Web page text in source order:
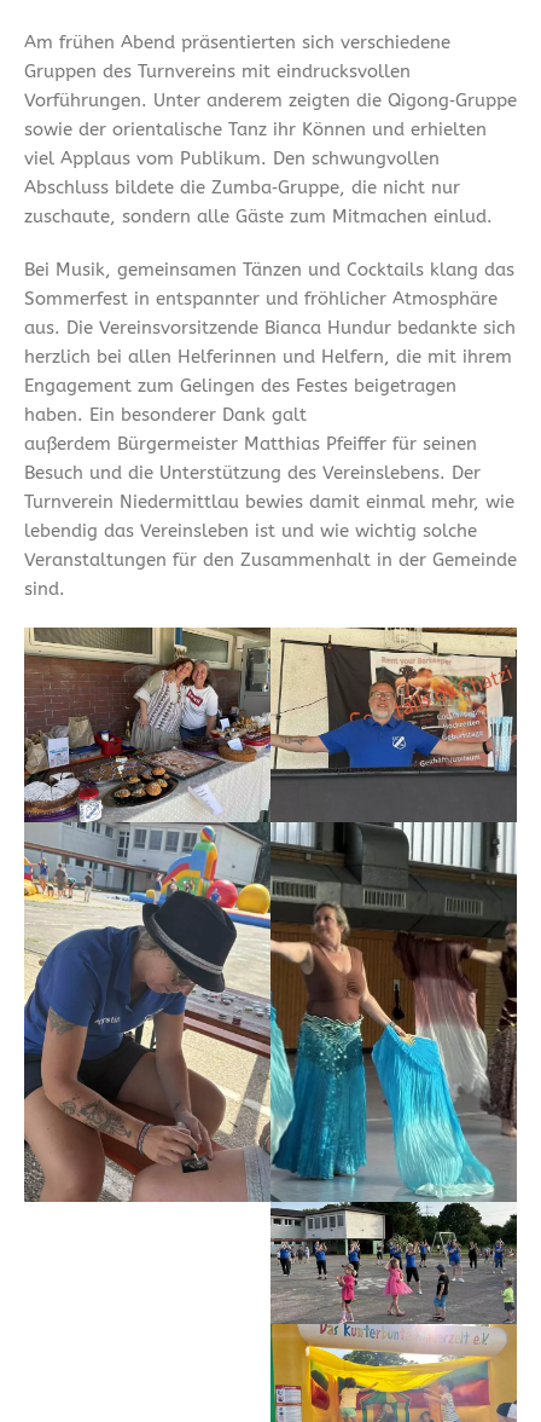
Am frühen Abend präsentierten sich verschiedene
Gruppen des Turnvereins mit eindrucksvollen
Vorführungen. Unter anderem zeigten die Qigong‑Gruppe
sowie der orientalische Tanz ihr Können und erhielten
viel Applaus vom Publikum. Den schwungvollen
Abschluss bildete die Zumba‑Gruppe, die nicht nur
zuschaute, sondern alle Gäste zum Mitmachen einlud.
Bei Musik, gemeinsamen Tänzen und Cocktails klang das
Sommerfest in entspannter und fröhlicher Atmosphäre
aus. Die Vereinsvorsitzende Bianca Hundur bedankte sich
herzlich bei allen Helferinnen und Helfern, die mit ihrem
Engagement zum Gelingen des Festes beigetragen
haben. Ein besonderer Dank galt
außerdem Bürgermeister Matthias Pfeiffer für seinen
Besuch und die Unterstützung des Vereinslebens. Der
Turnverein Niedermittlau bewies damit einmal mehr, wie
lebendig das Vereinsleben ist und wie wichtig solche
Veranstaltungen für den Zusammenhalt in der Gemeinde
sind.